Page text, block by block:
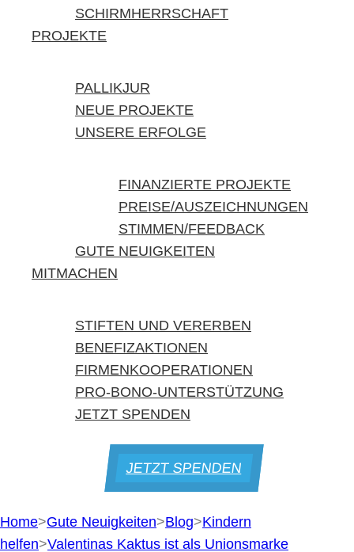
SCHIRMHERRSCHAFT
PROJEKTE
PALLIKJUR
NEUE PROJEKTE
UNSERE ERFOLGE
FINANZIERTE PROJEKTE
PREISE/AUSZEICHNUNGEN
STIMMEN/FEEDBACK
GUTE NEUIGKEITEN
MITMACHEN
STIFTEN UND VERERBEN
BENEFIZAKTIONEN
FIRMENKOOPERATIONEN
PRO-BONO-UNTERSTÜTZUNG
JETZT SPENDEN
JETZT SPENDEN
Home>Gute Neuigkeiten>Blog>Kindern
helfen>Valentinas Kaktus ist als Unionsmarke